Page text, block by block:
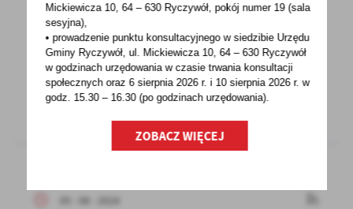
Ministerstwo Klimatu i Środowiska prowadzi
nabór wniosków w konkursie Klimatyczny
Człowiek Roku...
05 - 08 - 2024
Mickiewicza 10, 64 – 630 Ryczywół, pokójnumer 19 (sala
sesyjna),
• prowadzenie punktu konsultacyjnego w siedzibie Urzędu
Gminy Ryczywół, ul. Mickiewicza 10, 64 – 630 Ryczywół
w godzinachurzędowania w czasie trwania konsultacji
społecznych oraz 6 sierpnia 2026 r. i 10 sierpnia 2026 r. w
godz. 15.30 – 16.30 (po godzinachurzędowania).
ZOBACZ WIĘCEJ